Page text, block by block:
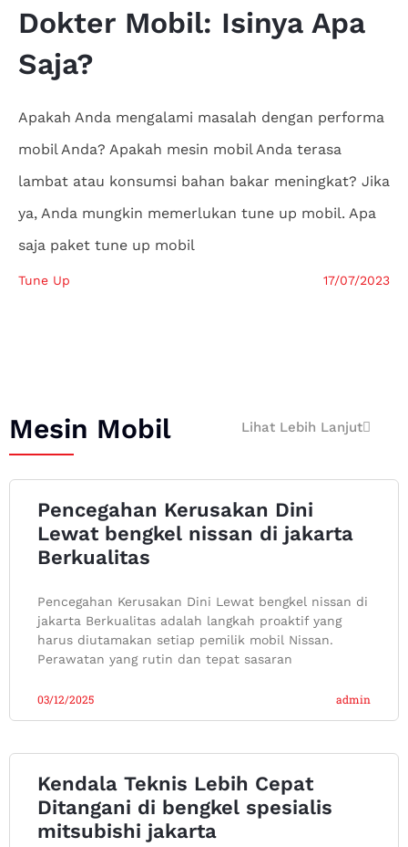
Dokter Mobil: Isinya Apa
Saja?
Apakah Anda mengalami masalah dengan performa
mobil Anda? Apakah mesin mobil Anda terasa
lambat atau konsumsi bahan bakar meningkat? Jika
ya, Anda mungkin memerlukan tune up mobil. Apa
saja paket tune up mobil
Tune Up 17/07/2023
Mesin Mobil Lihat Lebih Lanjut
Pencegahan Kerusakan Dini
Lewat bengkel nissan di jakarta
Berkualitas
Pencegahan Kerusakan Dini Lewat bengkel nissan di
jakarta Berkualitas adalah langkah proaktif yang
harus diutamakan setiap pemilik mobil Nissan.
Perawatan yang rutin dan tepat sasaran
admin
03/12/2025
Kendala Teknis Lebih Cepat
Ditangani di bengkel spesialis
mitsubishi jakarta